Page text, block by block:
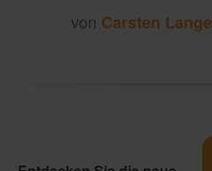
von Carsten Lange